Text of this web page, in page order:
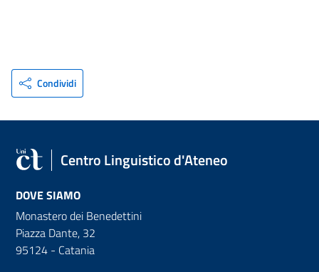
Condividi
Centro Linguistico d'Ateneo
DOVE SIAMO
Monastero dei Benedettini
Piazza Dante, 32
95124 - Catania